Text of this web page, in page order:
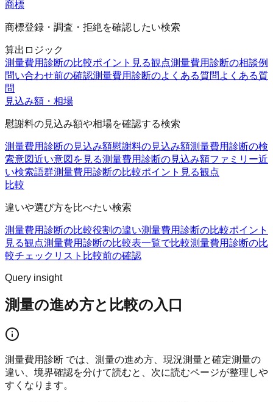
商標
商標登録・調査・拒絶を確認したい検索
算出ロジック
測量費用診断の比較ポイント 見る観点測量費用診断の相談例
問い合わせ前の確認測量費用診断のよくある質問 よくある質
問
見込み額・相場
慰謝料の見込み額や相場を確認する検索
測量費用診断の見込み額慰謝料の見込み額測量費用診断の検
索意図近い意図を見る測量費用診断の見込み額ファミリー近
い検索語群測量費用診断の比較ポイント 見る観点
比較
違いや選び方を比べたい検索
測量費用診断の比較役割の違い測量費用診断の比較ポイント
見る観点測量費用診断の比較表一覧で比較測量費用診断の比
較チェックリスト 比較前の確認
Query insight
測量の進め方と比較の入口
測量費用診断 では、測量の進め方、現況測量と確定測量の
違い、境界確認を分けて読むと、次に読むページが整理しや
すくなります。